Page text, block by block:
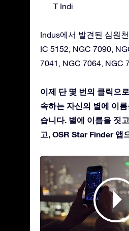
T Indi
Indus에서 발견된 심원
IC 5152, NGC 7090,
7041, NGC 7064, NGC
이제 단 몇 번의 클릭으
속하는 자신의 별에 이
습니다. 별에 이름을 짓
고, OSR Star Finder 앱